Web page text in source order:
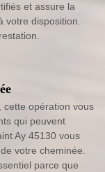
et assure la
votre disposition.
cette opération vous
qui peuvent
Ay 45130 vous
votre cheminée.
parce que